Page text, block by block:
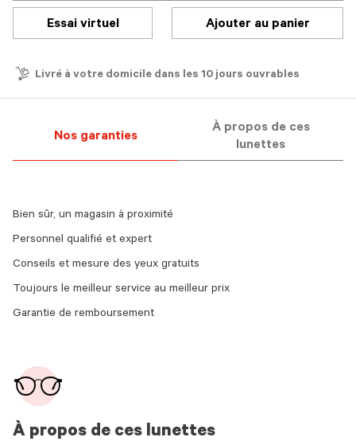
Essai virtuel Ajouter au panier
Livré à votre domicile dans les 10 jours ouvrables
Nos garanties
À propos de ces
lunettes
À propos de ces lunettes
Bien sûr, un magasin à proximité
Personnel qualifié et expert
Conseils et mesure des yeux gratuits
Toujours le meilleur service au meilleur prix
Garantie de remboursement